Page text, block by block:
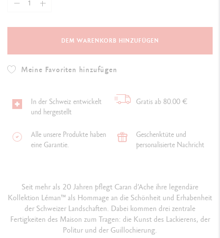
DEM WARENKORB HINZUFÜGEN
Meine Favoriten hinzufügen
In der Schweiz entwickelt
und hergestellt
Gratis ab 80.00 €
Alle unsere Produkte haben
eine Garantie.
Geschenktüte und
personalisierte Nachricht
Seit mehr als 20 Jahren pflegt Caran d’Ache ihre legendäre
Kollektion Léman™ als Hommage an die Schönheit und Erhabenheit
der Schweizer Landschaften. Dabei kommen drei zentrale
Fertigkeiten des Maison zum Tragen: die Kunst des Lackierens, der
Politur und der Guillochierung.